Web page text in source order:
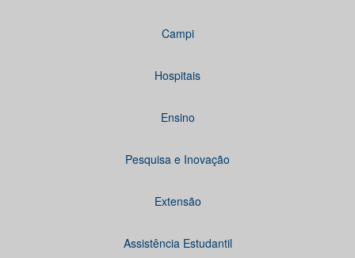
Campi
Hospitais
Ensino
Pesquisa e Inovação
Extensão
Assistência Estudantil